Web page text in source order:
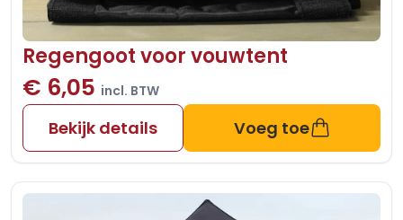
Regengoot voor vouwtent
€ 6,05 incl. BTW
Bekijk details Voeg toe